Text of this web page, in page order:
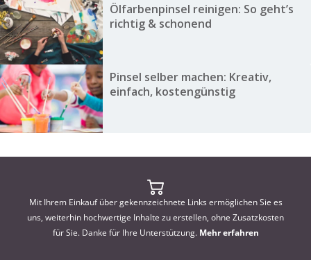
Ölfarbenpinsel reinigen: So geht’s
richtig & schonend
Pinsel selber machen: Kreativ,
einfach, kostengünstig
Mit Ihrem Einkauf über gekennzeichnete Links ermöglichen Sie es
uns, weiterhin hochwertige Inhalte zu erstellen, ohne Zusatzkosten
für Sie. Danke für Ihre Unterstützung. Mehr erfahren